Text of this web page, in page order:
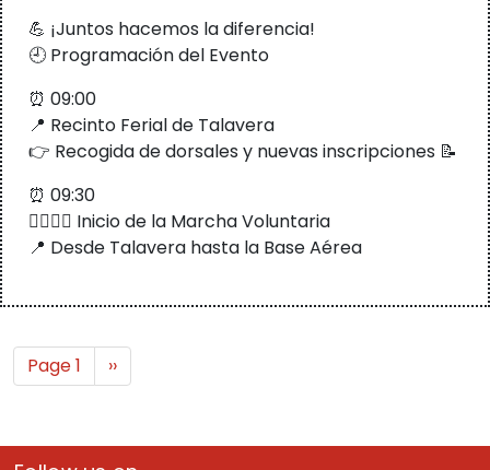
💪 ¡Juntos hacemos la diferencia!
🕘 Programación del Evento
⏰ 09:00
📍 Recinto Ferial de Talavera
👉 Recogida de dorsales y nuevas inscripciones 📝
⏰ 09:30
🚶‍♀️🚶‍♂️ Inicio de la Marcha Voluntaria
📍 Desde Talavera hasta la Base Aérea
Pagination
Page 1 Next page
››